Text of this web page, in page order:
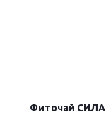
Фиточай